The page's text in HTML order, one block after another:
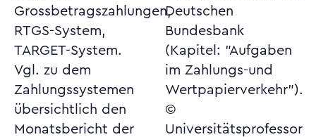
Grossbetragszahlungen,
RTGS-System,
TARGET-System.
Vgl. zu dem
Zahlungssystemen
übersichtlich den
Monatsbericht der
Deutschen
Bundesbank
(Kapitel: "Aufgaben
im Zahlungs-und
Wertpapierverkehr").
©
Universitätsprofessor